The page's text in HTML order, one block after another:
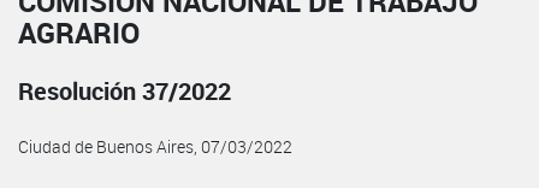
AGRARIO
Resolución 37/2022
Ciudad de Buenos Aires, 07/03/2022